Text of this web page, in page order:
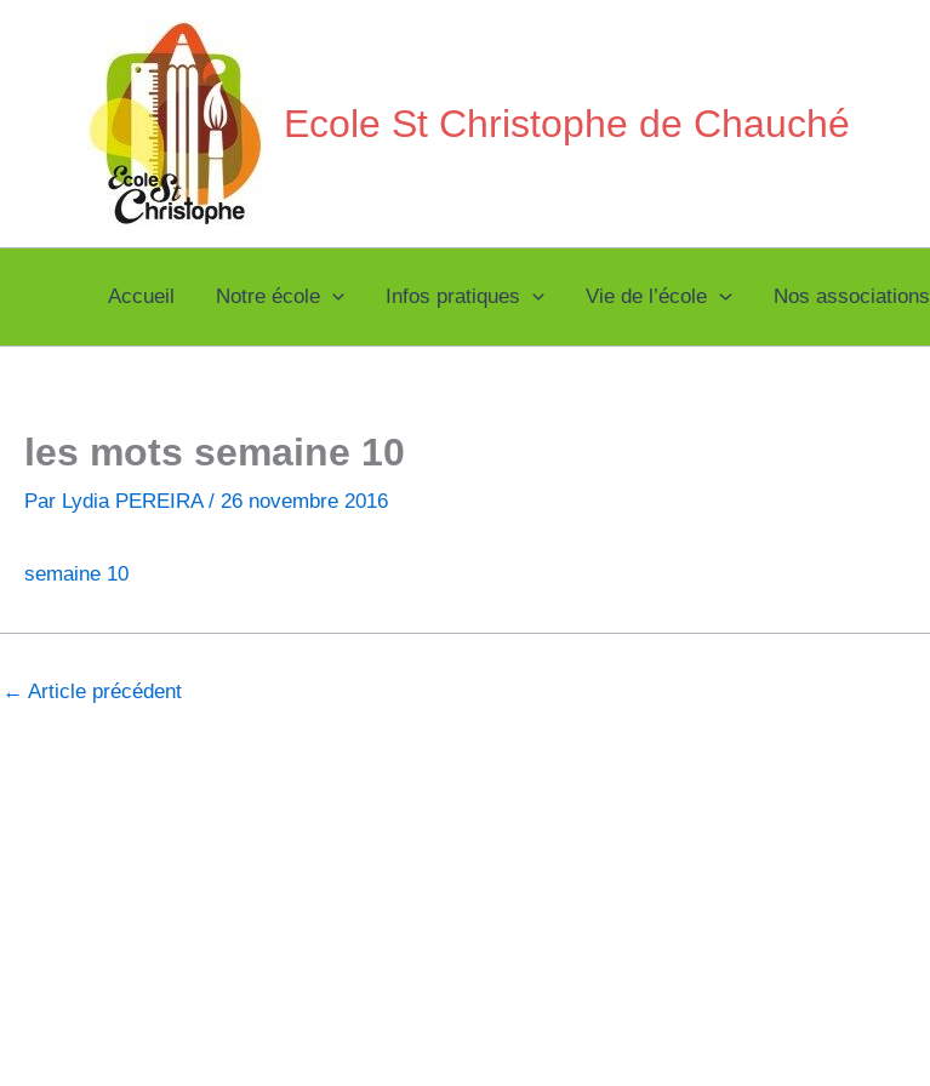
Ecole St Christophe de Chauché
Accueil Notre école Infos pratiques Vie de l’école Nos associations
les mots semaine 10
Par Lydia PEREIRA/ 26 novembre 2016
semaine 10
← Article précédent